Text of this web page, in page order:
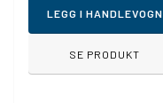
LEGG I HANDLEVOGN
SE PRODUKT